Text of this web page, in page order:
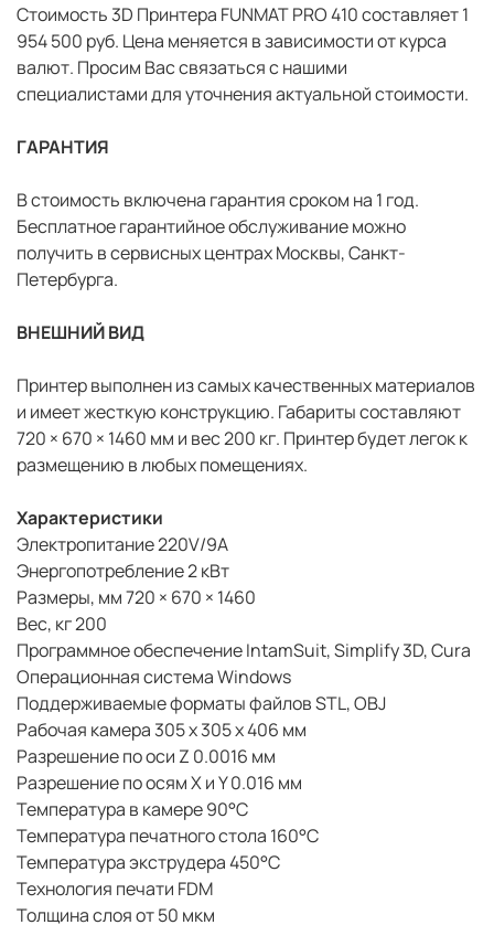
Стоимость 3D Принтера FUNMAT PRO 410 составляет 1
954 500 руб. Цена меняется в зависимости от курса
валют. Просим Вас связаться с нашими
специалистами для уточнения актуальной стоимости.
ГАРАНТИЯ
В стоимость включена гарантия сроком на 1 год.
Бесплатное гарантийное обслуживание можно
получить в сервисных центрах Москвы, Санкт-
Петербурга.
ВНЕШНИЙ ВИД
Принтер выполнен из самых качественных материалов
и имеет жесткую конструкцию. Габариты составляют
720 × 670 × 1460 мм и вес 200 кг. Принтер будет легок к
размещению в любых помещениях.
Характеристики
Электропитание 220V/9A
Энергопотребление 2 кВт
Размеры, мм 720 × 670 × 1460
Вес, кг 200
Программное обеспечение IntamSuit, Simplify 3D, Cura
Операционная система Windows
Поддерживаемые форматы файлов STL, OBJ
Рабочая камера 305 x 305 x 406 мм
Разрешение по оси Z 0.0016 мм
Разрешение по осям X и Y 0.016 мм
Температура в камере 90°C
Температура печатного стола 160°C
Температура экструдера 450°C
Технология печати FDM
Толщина слоя от 50 мкм